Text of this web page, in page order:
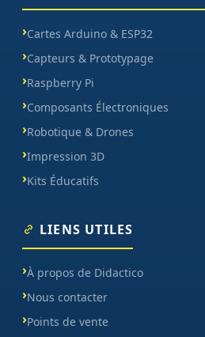
Cartes Arduino & ESP32
Capteurs & Prototypage
Raspberry Pi
Composants Électroniques
Robotique & Drones
Impression 3D
Kits Éducatifs
LIENS UTILES
À propos de Didactico
Nous contacter
Points de vente